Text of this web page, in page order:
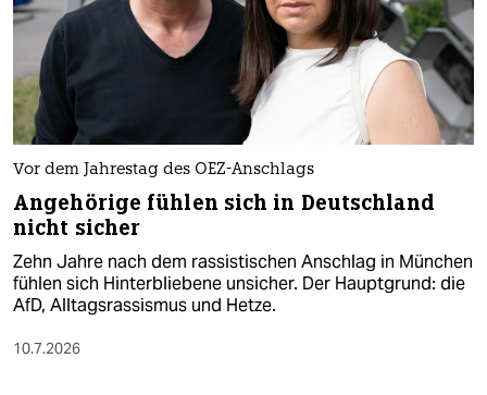
Vor dem Jahrestag des OEZ-Anschlags
Angehörige fühlen sich in Deutschland
nicht sicher
Zehn Jahre nach dem rassistischen Anschlag in München
fühlen sich Hinterbliebene unsicher. Der Hauptgrund: die
AfD, Alltagsrassismus und Hetze.
10.7.2026